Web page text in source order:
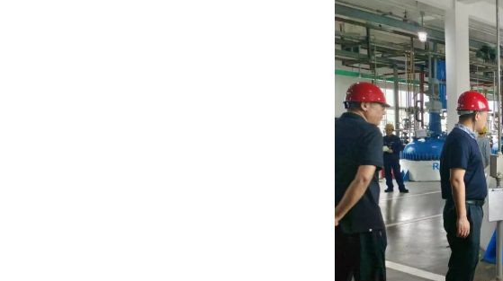
黄石市人民代表大会常务委员会公告 2026年第3号
黄石市人民代表大会常务委员会公告 2026年第2号